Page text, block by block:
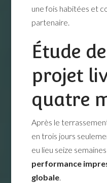
une fois habitées et
partenaire.
Étude
projet
quatre
Après le
en trois jours
eu lieu seize
performance
globale.